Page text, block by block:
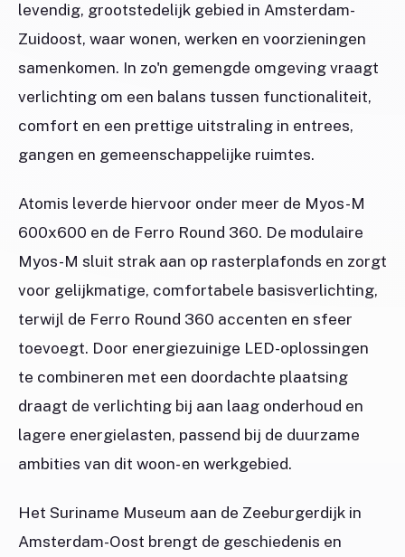
levendig, grootstedelijk gebied in Amsterdam-
Zuidoost, waar wonen, werken en voorzieningen
samenkomen. In zo'n gemengde omgeving vraagt
verlichting om een balans tussen functionaliteit,
comfort en een prettige uitstraling in entrees,
gangen en gemeenschappelijke ruimtes.
Atomis leverde hiervoor onder meer de Myos-M
600x600 en de Ferro Round 360. De modulaire
Myos-M sluit strak aan op rasterplafonds en zorgt
voor gelijkmatige, comfortabele basisverlichting,
terwijl de Ferro Round 360 accenten en sfeer
toevoegt. Door energiezuinige LED-oplossingen
te combineren met een doordachte plaatsing
draagt de verlichting bij aan laag onderhoud en
lagere energielasten, passend bij de duurzame
ambities van dit woon- en werkgebied.
Het Suriname Museum aan de Zeeburgerdijk in
Amsterdam-Oost brengt de geschiedenis en